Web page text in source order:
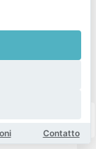
Contatto